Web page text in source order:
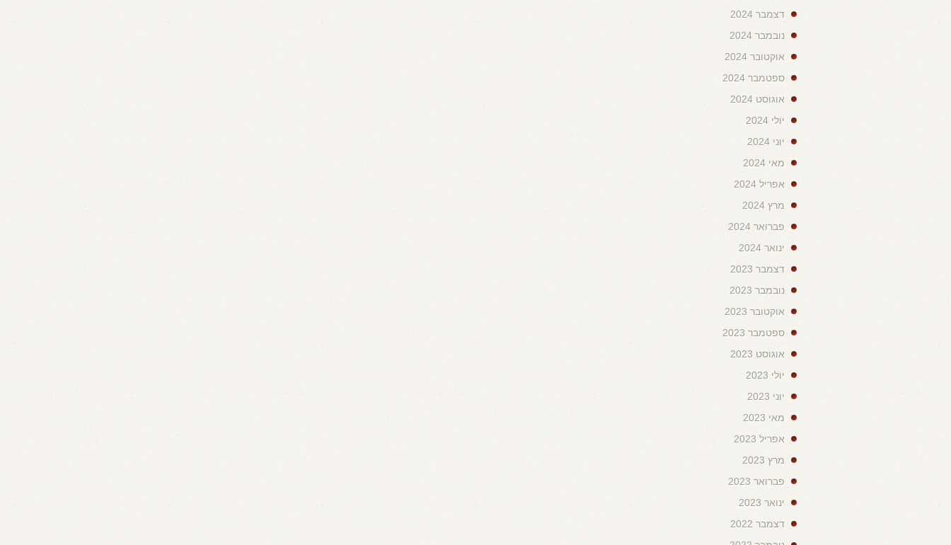
דצמבר 2024
נובמבר 2024
אוקטובר 2024
ספטמבר 2024
אוגוסט 2024
יולי 2024
יוני 2024
מאי 2024
אפריל 2024
מרץ 2024
פברואר 2024
ינואר 2024
דצמבר 2023
נובמבר 2023
אוקטובר 2023
ספטמבר 2023
אוגוסט 2023
יולי 2023
יוני 2023
מאי 2023
אפריל 2023
מרץ 2023
פברואר 2023
ינואר 2023
דצמבר 2022